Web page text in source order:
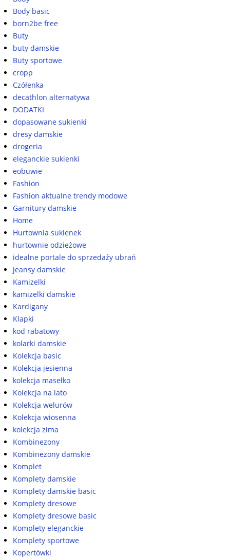
Body basic
born2be free
Buty
buty damskie
Buty sportowe
cropp
Czółenka
decathlon alternatywa
DODATKI
dopasowane sukienki
dresy damskie
drogeria
eleganckie sukienki
eobuwie
Fashion
Fashion aktualne trendy modowe
Garnitury damskie
Home
Hurtownia sukienek
hurtownie odzieżowe
idealne portale do sprzedaży ubrań
jeansy damskie
Kamizelki
kamizelki damskie
Kardigany
Klapki
kod rabatowy
kolarki damskie
Kolekcja basic
Kolekcja jesienna
kolekcja masełko
Kolekcja na lato
Kolekcja welurów
Kolekcja wiosenna
kolekcja zima
Kombinezony
Kombinezony damskie
Komplet
Komplety damskie
Komplety damskie basic
Komplety dresowe
Komplety dresowe basic
Komplety eleganckie
Komplety sportowe
Kopertówki